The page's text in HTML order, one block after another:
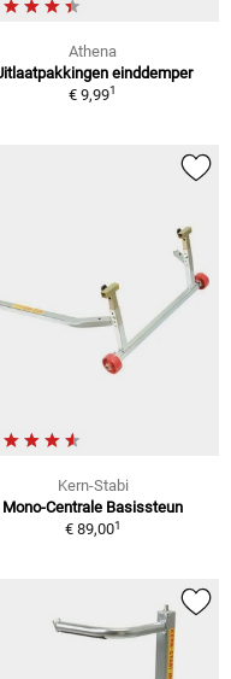
Athena
einddemper
€ 9,991
Kern-Stabi
Mono-Centrale Basissteun
€ 89,001